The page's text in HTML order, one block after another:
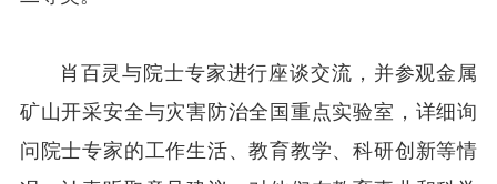
肖百灵与院士专家进行座谈交流，并参观金属
矿山开采安全与灾害防治全国重点实验室，详细询
问院士专家的工作生活、教育教学、科研创新等情